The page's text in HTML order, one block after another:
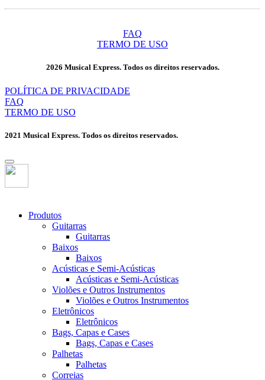
FAQ
TERMO DE USO
2026 Musical Express. Todos os direitos reservados.
POLÍTICA DE PRIVACIDADE
FAQ
TERMO DE USO
2021 Musical Express. Todos os direitos reservados.
Produtos
Guitarras
Guitarras
Baixos
Baixos
Acústicas e Semi-Acústicas
Acústicas e Semi-Acústicas
Violões e Outros Instrumentos
Violões e Outros Instrumentos
Eletrônicos
Eletrônicos
Bags, Capas e Cases
Bags, Capas e Cases
Palhetas
Palhetas
Correias